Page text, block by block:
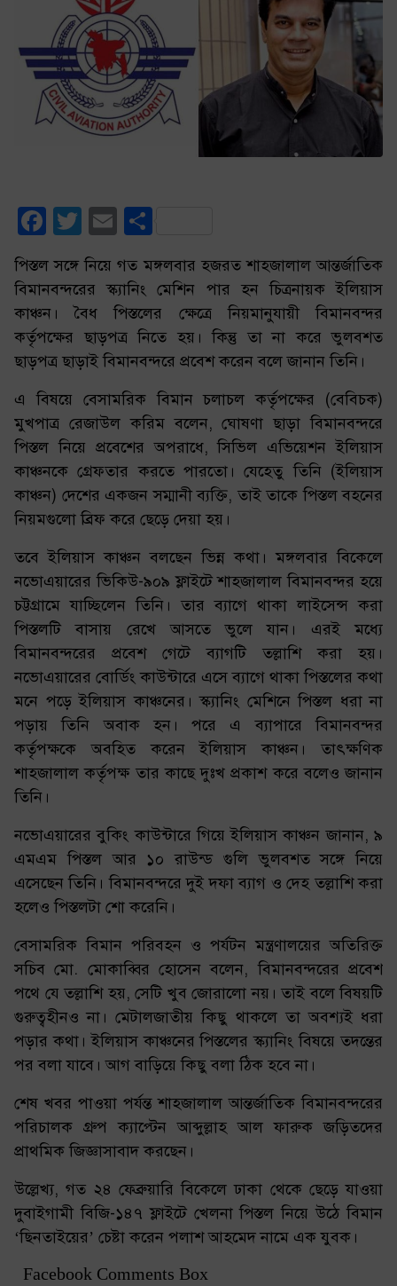
Facebook
TwitterEmail
পিস্তল সঙ্গে নিয়ে গত মঙ্গলবার হজরত শাহজালাল আন্তর্জাতিক
বিমানবন্দরের স্ক্যানিং মেশিন পার হন চিত্রনায়ক ইলিয়াস
কাঞ্চন। বৈধ পিস্তলের ক্ষেত্রে নিয়মানুযায়ী বিমানবন্দর
কর্তৃপক্ষের ছাড়পত্র নিতে হয়। কিন্তু তা না করে ভুলবশত
ছাড়পত্র ছাড়াই বিমানবন্দরে প্রবেশ করেন বলে জানান তিনি।
এ বিষয়ে বেসামরিক বিমান চলাচল কর্তৃপক্ষের (বেবিচক)
মুখপাত্র রেজাউল করিম বলেন, ঘোষণা ছাড়া বিমানবন্দরে
পিস্তল নিয়ে প্রবেশের অপরাধে, সিভিল এভিয়েশন ইলিয়াস
কাঞ্চনকে গ্রেফতার করতে পারতো। যেহেতু তিনি (ইলিয়াস
কাঞ্চন) দেশের একজন সম্মানী ব্যক্তি, তাই তাকে পিস্তল বহনের
নিয়মগুলো ব্রিফ করে ছেড়ে দেয়া হয়।
তবে ইলিয়াস কাঞ্চন বলছেন ভিন্ন কথা। মঙ্গলবার বিকেলে
নভোএয়ারের ভিকিউ-৯০৯ ফ্লাইটে শাহজালাল বিমানবন্দর হয়ে
চট্টগ্রামে যাচ্ছিলেন তিনি। তার ব্যাগে থাকা লাইসেন্স করা
পিস্তলটি বাসায় রেখে আসতে ভুলে যান। এরই মধ্যে
বিমানবন্দরের প্রবেশ গেটে ব্যাগটি তল্লাশি করা হয়।
নভোএয়ারের বোর্ডিং কাউন্টারে এসে ব্যাগে থাকা পিস্তলের কথা
মনে পড়ে ইলিয়াস কাঞ্চনের। স্ক্যানিং মেশিনে পিস্তল ধরা না
পড়ায় তিনি অবাক হন। পরে এ ব্যাপারে বিমানবন্দর
কর্তৃপক্ষকে অবহিত করেন ইলিয়াস কাঞ্চন। তাৎক্ষণিক
শাহজালাল কর্তৃপক্ষ তার কাছে দুঃখ প্রকাশ করে বলেও জানান
তিনি।
নভোএয়ারের বুকিং কাউন্টারে গিয়ে ইলিয়াস কাঞ্চন জানান, ৯
এমএম পিস্তল আর ১০ রাউন্ড গুলি ভুলবশত সঙ্গে নিয়ে
এসেছেন তিনি। বিমানবন্দরে দুই দফা ব্যাগ ও দেহ তল্লাশি করা
হলেও পিস্তলটা শো করেনি।
বেসামরিক বিমান পরিবহন ও পর্যটন মন্ত্রণালয়ের অতিরিক্ত
সচিব মো. মোকাব্বির হোসেন বলেন, বিমানবন্দরের প্রবেশ
পথে যে তল্লাশি হয়, সেটি খুব জোরালো নয়। তাই বলে বিষয়টি
গুরুত্বহীনও না। মেটালজাতীয় কিছু থাকলে তা অবশ্যই ধরা
পড়ার কথা। ইলিয়াস কাঞ্চনের পিস্তলের স্ক্যানিং বিষয়ে তদন্তের
পর বলা যাবে। আগ বাড়িয়ে কিছু বলা ঠিক হবে না।
শেষ খবর পাওয়া পর্যন্ত শাহজালাল আন্তর্জাতিক বিমানবন্দরের
পরিচালক গ্রুপ ক্যাপ্টেন আব্দুল্লাহ আল ফারুক জড়িতদের
প্রাথমিক জিজ্ঞাসাবাদ করছেন।
উল্লেখ্য, গত ২৪ ফেব্রুয়ারি বিকেলে ঢাকা থেকে ছেড়ে যাওয়া
দুবাইগামী বিজি-১৪৭ ফ্লাইটে খেলনা পিস্তল নিয়ে উঠে বিমান
‘ছিনতাইয়ের’ চেষ্টা করেন পলাশ আহমেদ নামে এক যুবক।
Facebook Comments Box